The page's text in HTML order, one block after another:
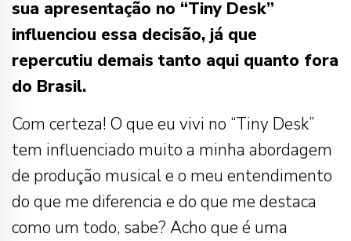
sua apresentação no “Tiny Desk”
influenciou essa decisão, já que
repercutiu demais tanto aqui quanto fora
do Brasil.
Com certeza! O que eu vivi no “Tiny Desk”
tem influenciado muito a minha abordagem
de produção musical e o meu entendimento
do que me diferencia e do que me destaca
como um todo, sabe? Acho que é uma